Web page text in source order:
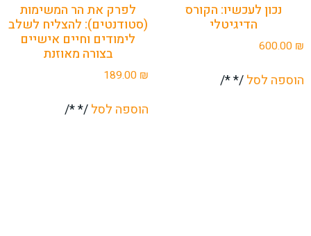
נכון לעכשיו: הקורס
הדיגיטלי
₪
הוספה לסל/* */
לפרק את הר המשימות
(סטודנטים): להצליח לשלב
לימודים וחיים אישיים
בצורה מאוזנת
₪
הוספה לסל/* */